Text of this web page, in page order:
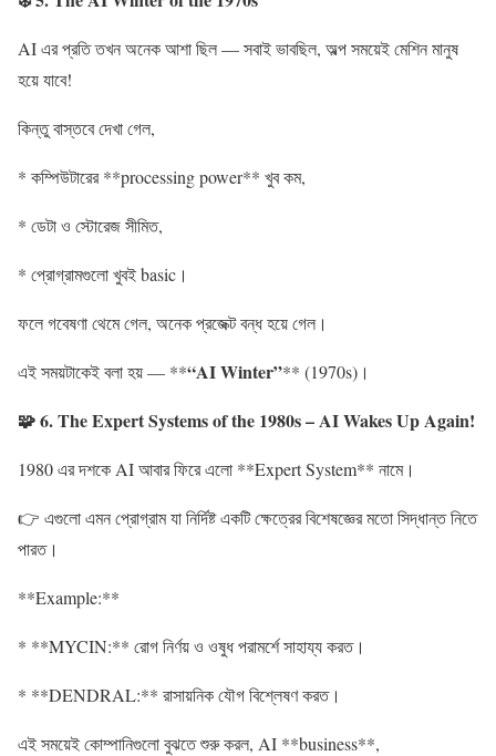
AI এর প্রতি তখন অনেক আশা ছিল — সবাই ভাবছিল, অল্প সময়েই মেশিন মানুষ
হয়ে যাবে!
কিন্তু বাস্তবে দেখা গেল,
* কম্পিউটারের **processing power** খুব কম,
* ডেটা ও স্টোরেজ সীমিত,
* প্রোগ্রামগুলো খুবই basic।
ফলে গবেষণা থেমে গেল, অনেক প্রজেক্ট বন্ধ হয়ে গেল।
এই সময়টাকেই বলা হয় — **“AI Winter”** (1970s)।
🧩 6. The Expert Systems of the 1980s – AI Wakes Up Again!
1980 এর দশকে AI আবার ফিরে এলো **Expert System** নামে।
👉 এগুলো এমন প্রোগ্রাম যা নির্দিষ্ট একটি ক্ষেত্রের বিশেষজ্ঞের মতো সিদ্ধান্ত নিতে
পারত।
**Example:**
* **MYCIN:** রোগ নির্ণয় ও ওষুধ পরামর্শে সাহায্য করত।
* **DENDRAL:** রাসায়নিক যৌগ বিশ্লেষণ করত।
এই সময়েই কোম্পানিগুলো বুঝতে শুরু করল, AI **business**,